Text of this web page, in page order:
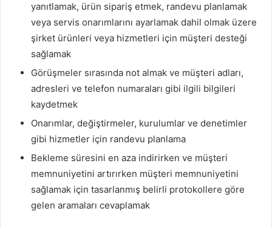
yanıtlamak, ürün sipariş etmek, randevu planlamak
veya servis onarımlarını ayarlamak dahil olmak üzere
şirket ürünleri veya hizmetleri için müşteri desteği
sağlamak
Görüşmeler sırasında not almak ve müşteri adları,
adresleri ve telefon numaraları gibi ilgili bilgileri
kaydetmek
Onarımlar, değiştirmeler, kurulumlar ve denetimler
gibi hizmetler için randevu planlama
Bekleme süresini en aza indirirken ve müşteri
memnuniyetini artırırken müşteri memnuniyetini
sağlamak için tasarlanmış belirli protokollere göre
gelen aramaları cevaplamak